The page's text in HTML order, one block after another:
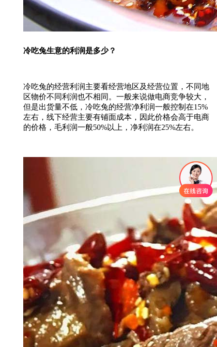
冷吃兔生意的利润是多少？
冷吃兔的经营利润主要看经营地区及经营位置，不同地
区物价不同利润也不相同。一般来说做电商竞争较大，
但是出货量不低，冷吃兔的经营净利润一般控制在15%
左右，线下经营主要有铺面成本，因此价格会高于电商
的价格，毛利润一般50%以上，净利润在25%左右。